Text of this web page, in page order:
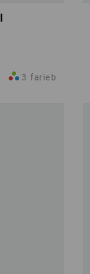
3 farieb